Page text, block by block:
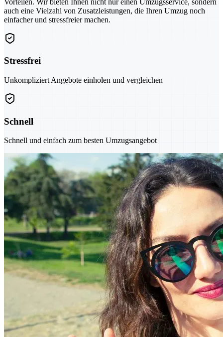
auch eine Vielzahl von Zusatzleistungen, die Ihren Umzug noch
einfacher und stressfreier machen.
Stressfrei
Unkompliziert Angebote einholen und vergleichen
Schnell
Schnell und einfach zum besten Umzugsangebot